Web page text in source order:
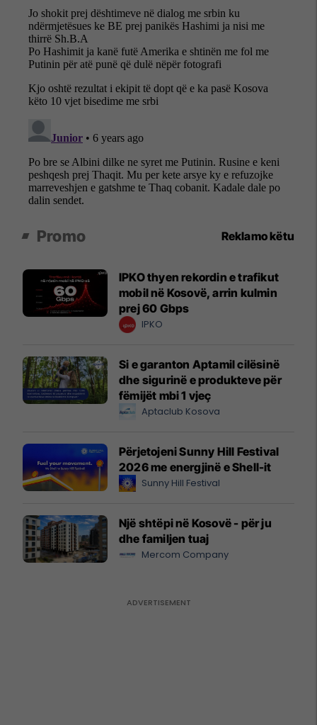
Promo Reklamo këtu
IPKO thyen rekordin e trafikut
mobil në Kosovë, arrin kulmin
prej 60 Gbps
IPKO
Si e garanton Aptamil cilësinë
dhe sigurinë e produkteve për
fëmijët mbi 1 vjeç
Aptaclub Kosova
Përjetojeni Sunny Hill Festival
2026 me energjinë e Shell-it
Sunny Hill Festival
Një shtëpi në Kosovë - për ju
dhe familjen tuaj
Mercom Company